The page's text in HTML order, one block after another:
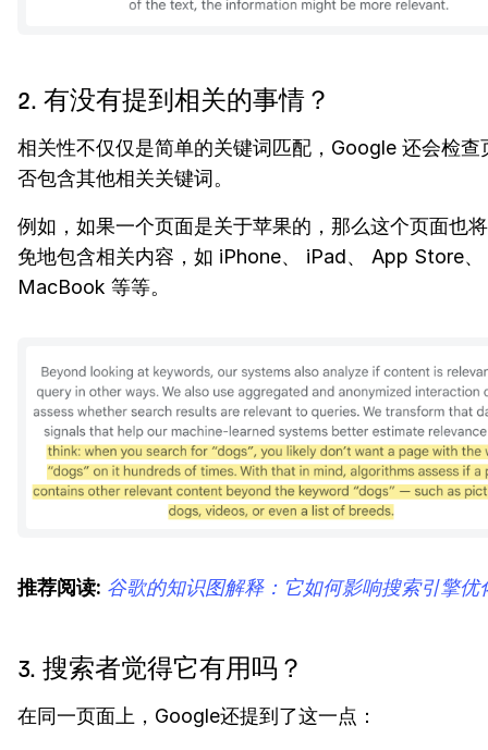
2. 有没有提到相关的事情？
相关性不仅仅是简单的关键词匹配，Google 还会检查
否包含其他相关关键词。
例如，如果一个页面是关于苹果的，那么这个页面也
免地包含相关内容，如 iPhone、 iPad、 App Store、
MacBook 等等。
推荐阅读: 谷歌的知识图解释：它如何影响搜索引擎优
3. 搜索者觉得它有用吗？
在同一页面上，Google还提到了这一点：